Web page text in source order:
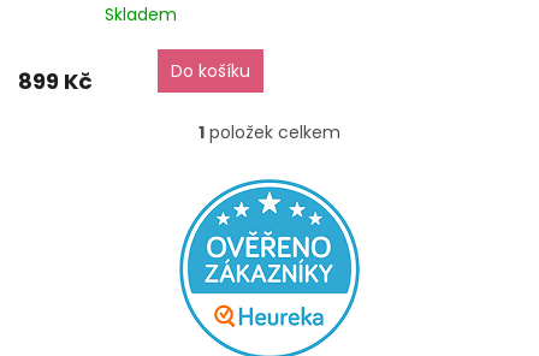
Skladem
899 Kč Do košíku
O
l
á
d
a
c
í
p
r
1 položek celkem